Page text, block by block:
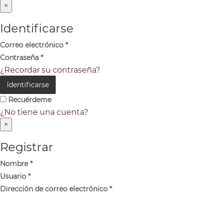
×
Identificarse
Correo electrónico *
Contraseña *
¿Recordar su contraseña?
Identificarse
Recuérdeme
¿No tiene una cuenta?
×
Registrar
Nombre*
Usuario *
Dirección de correo electrónico *